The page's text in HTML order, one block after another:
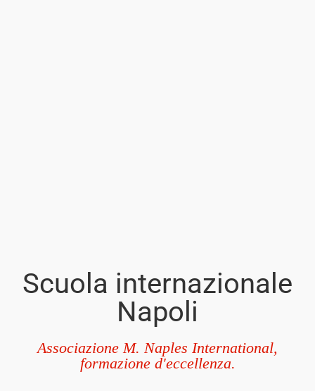
Scuola internazionale
Napoli
Associazione M. Naples International,
formazione d'eccellenza.